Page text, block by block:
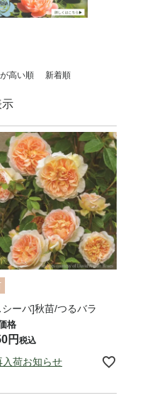
高い順 新着順
示
シーバ]秋苗/つるバラ
税込
入荷お知らせ